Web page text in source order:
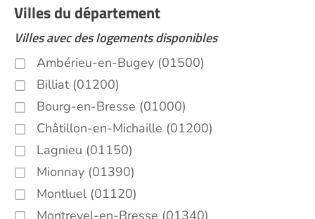
Villes du département
Villes avec des logements disponibles
Ambérieu-en-Bugey (01500)
Billiat (01200)
Bourg-en-Bresse (01000)
Châtillon-en-Michaille (01200)
Lagnieu (01150)
Mionnay (01390)
Montluel (01120)
Montrevel-en-Bresse (01340)